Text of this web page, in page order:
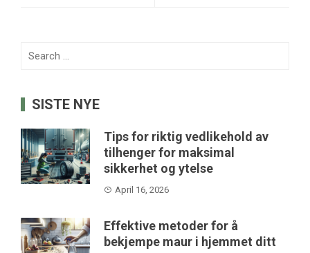
Search
SISTE NYE
Tips for riktig vedlikehold av
tilhenger for maksimal
sikkerhet og ytelse
April 16, 2026
Effektive metoder for å
bekjempe maur i hjemmet ditt